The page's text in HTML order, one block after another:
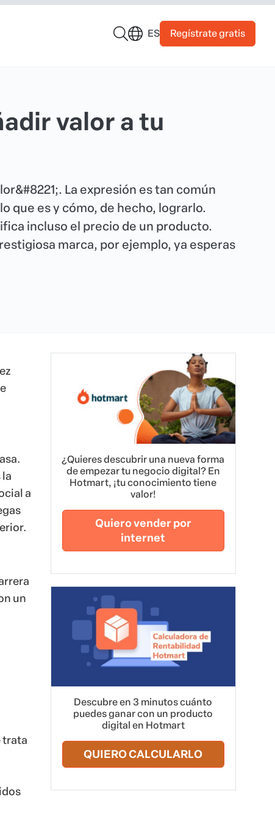
ES Regístrate gratis
valor a tu
La expresión es tan común
que es y cómo, de hecho, lograrlo.
incluso el precio de un producto.
marca, por ejemplo, ya esperas
la
a
un
trata
¿Quieres descubrir una nueva forma
de empezar tu negocio digital? En
Hotmart, ¡tu conocimiento tiene
valor!
Quiero vender por
internet
Descubre en 3 minutos cuánto
puedes ganar con un producto
digital en Hotmart
QUIERO CALCULARLO